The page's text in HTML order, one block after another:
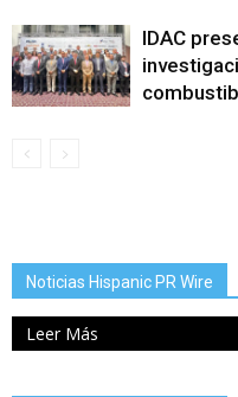
IDAC
Noticias Hispanic PR Wire
Leer Más